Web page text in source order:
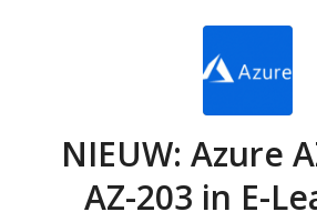
NIEUW: Azure
AZ-203 in E-